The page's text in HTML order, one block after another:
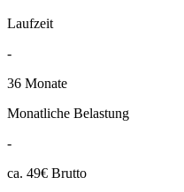
Laufzeit
-
36 Monate
Monatliche Belastung
-
ca. 49€ Brutto